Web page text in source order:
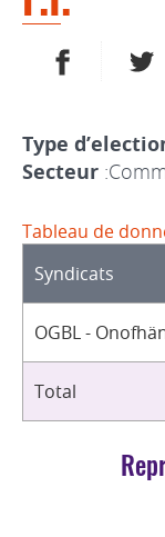
PARTAGER
Type
Secteur
Tableau de
Syndicats
OGBL -
Total